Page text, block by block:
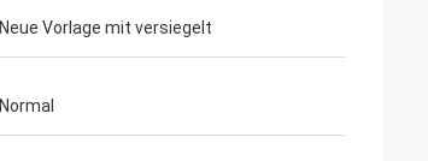
Neue Vorlage mit versiegelt
Normal